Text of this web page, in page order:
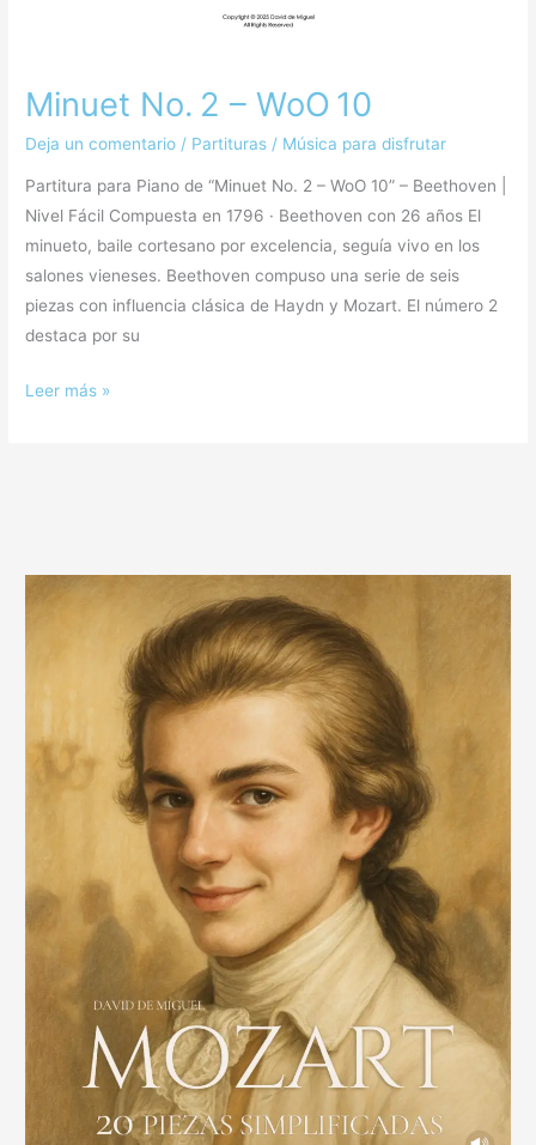
Minuet No. 2 – WoO 10
Deja un comentario / Partituras / Música para disfrutar
Partitura para Piano de “Minuet No. 2 – WoO 10” – Beethoven |
Nivel Fácil Compuesta en 1796 · Beethoven con 26 años El
minueto, baile cortesano por excelencia, seguía vivo en los
salones vieneses. Beethoven compuso una serie de seis
piezas con influencia clásica de Haydn y Mozart. El número 2
destaca por su
Leer más »